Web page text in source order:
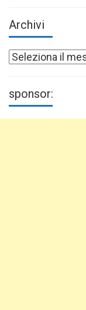
Archivi
Archivi
sponsor: